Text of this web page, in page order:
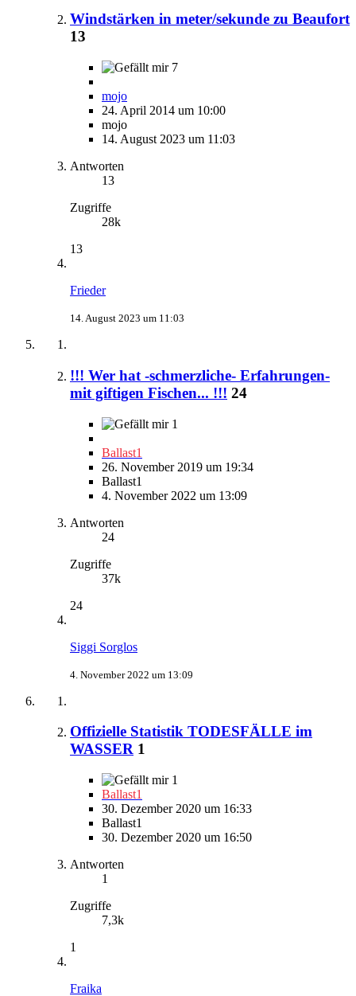
Windstärken in meter/sekunde zu Beaufort
13
7
mojo
24. April 2014 um 10:00
mojo
14. August 2023 um 11:03
Antworten
13
Zugriffe
28k
13
Frieder
14. August 2023 um 11:03
!!! Wer hat -schmerzliche- Erfahrungen-
mit giftigen Fischen... !!! 24
1
Ballast1
26. November 2019 um 19:34
Ballast1
4. November 2022 um 13:09
Antworten
24
Zugriffe
37k
24
Siggi Sorglos
4. November 2022 um 13:09
Offizielle Statistik TODESFÄLLE im
WASSER 1
1
Ballast1
30. Dezember 2020 um 16:33
Ballast1
30. Dezember 2020 um 16:50
Antworten
1
Zugriffe
7,3k
1
Fraika